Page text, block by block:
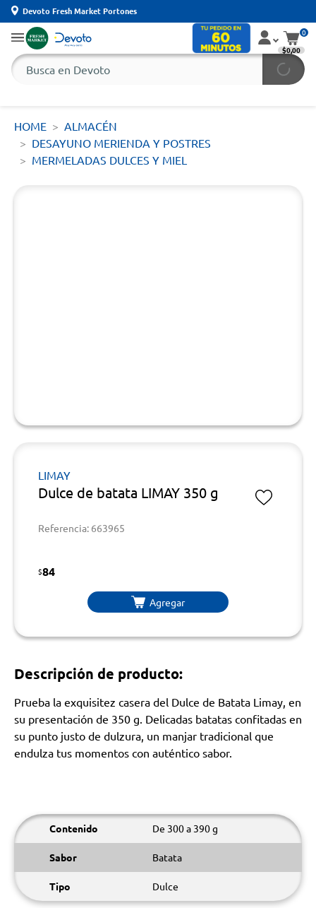
Devoto Fresh Market Portones
0
$0,00
HOME
ALMACÉN
DESAYUNO MERIENDA Y POSTRES
MERMELADAS DULCES Y MIEL
LIMAY
Dulce de batata LIMAY 350 g
Referencia: 663965
$84
Agregar
Descripción de producto:
Prueba la exquisitez casera del Dulce de Batata Limay, en
su presentación de 350 g. Delicadas batatas confitadas en
su punto justo de dulzura, un manjar tradicional que
endulza tus momentos con auténtico sabor.
Contenido De 300 a 390 g
Sabor Batata
Tipo Dulce